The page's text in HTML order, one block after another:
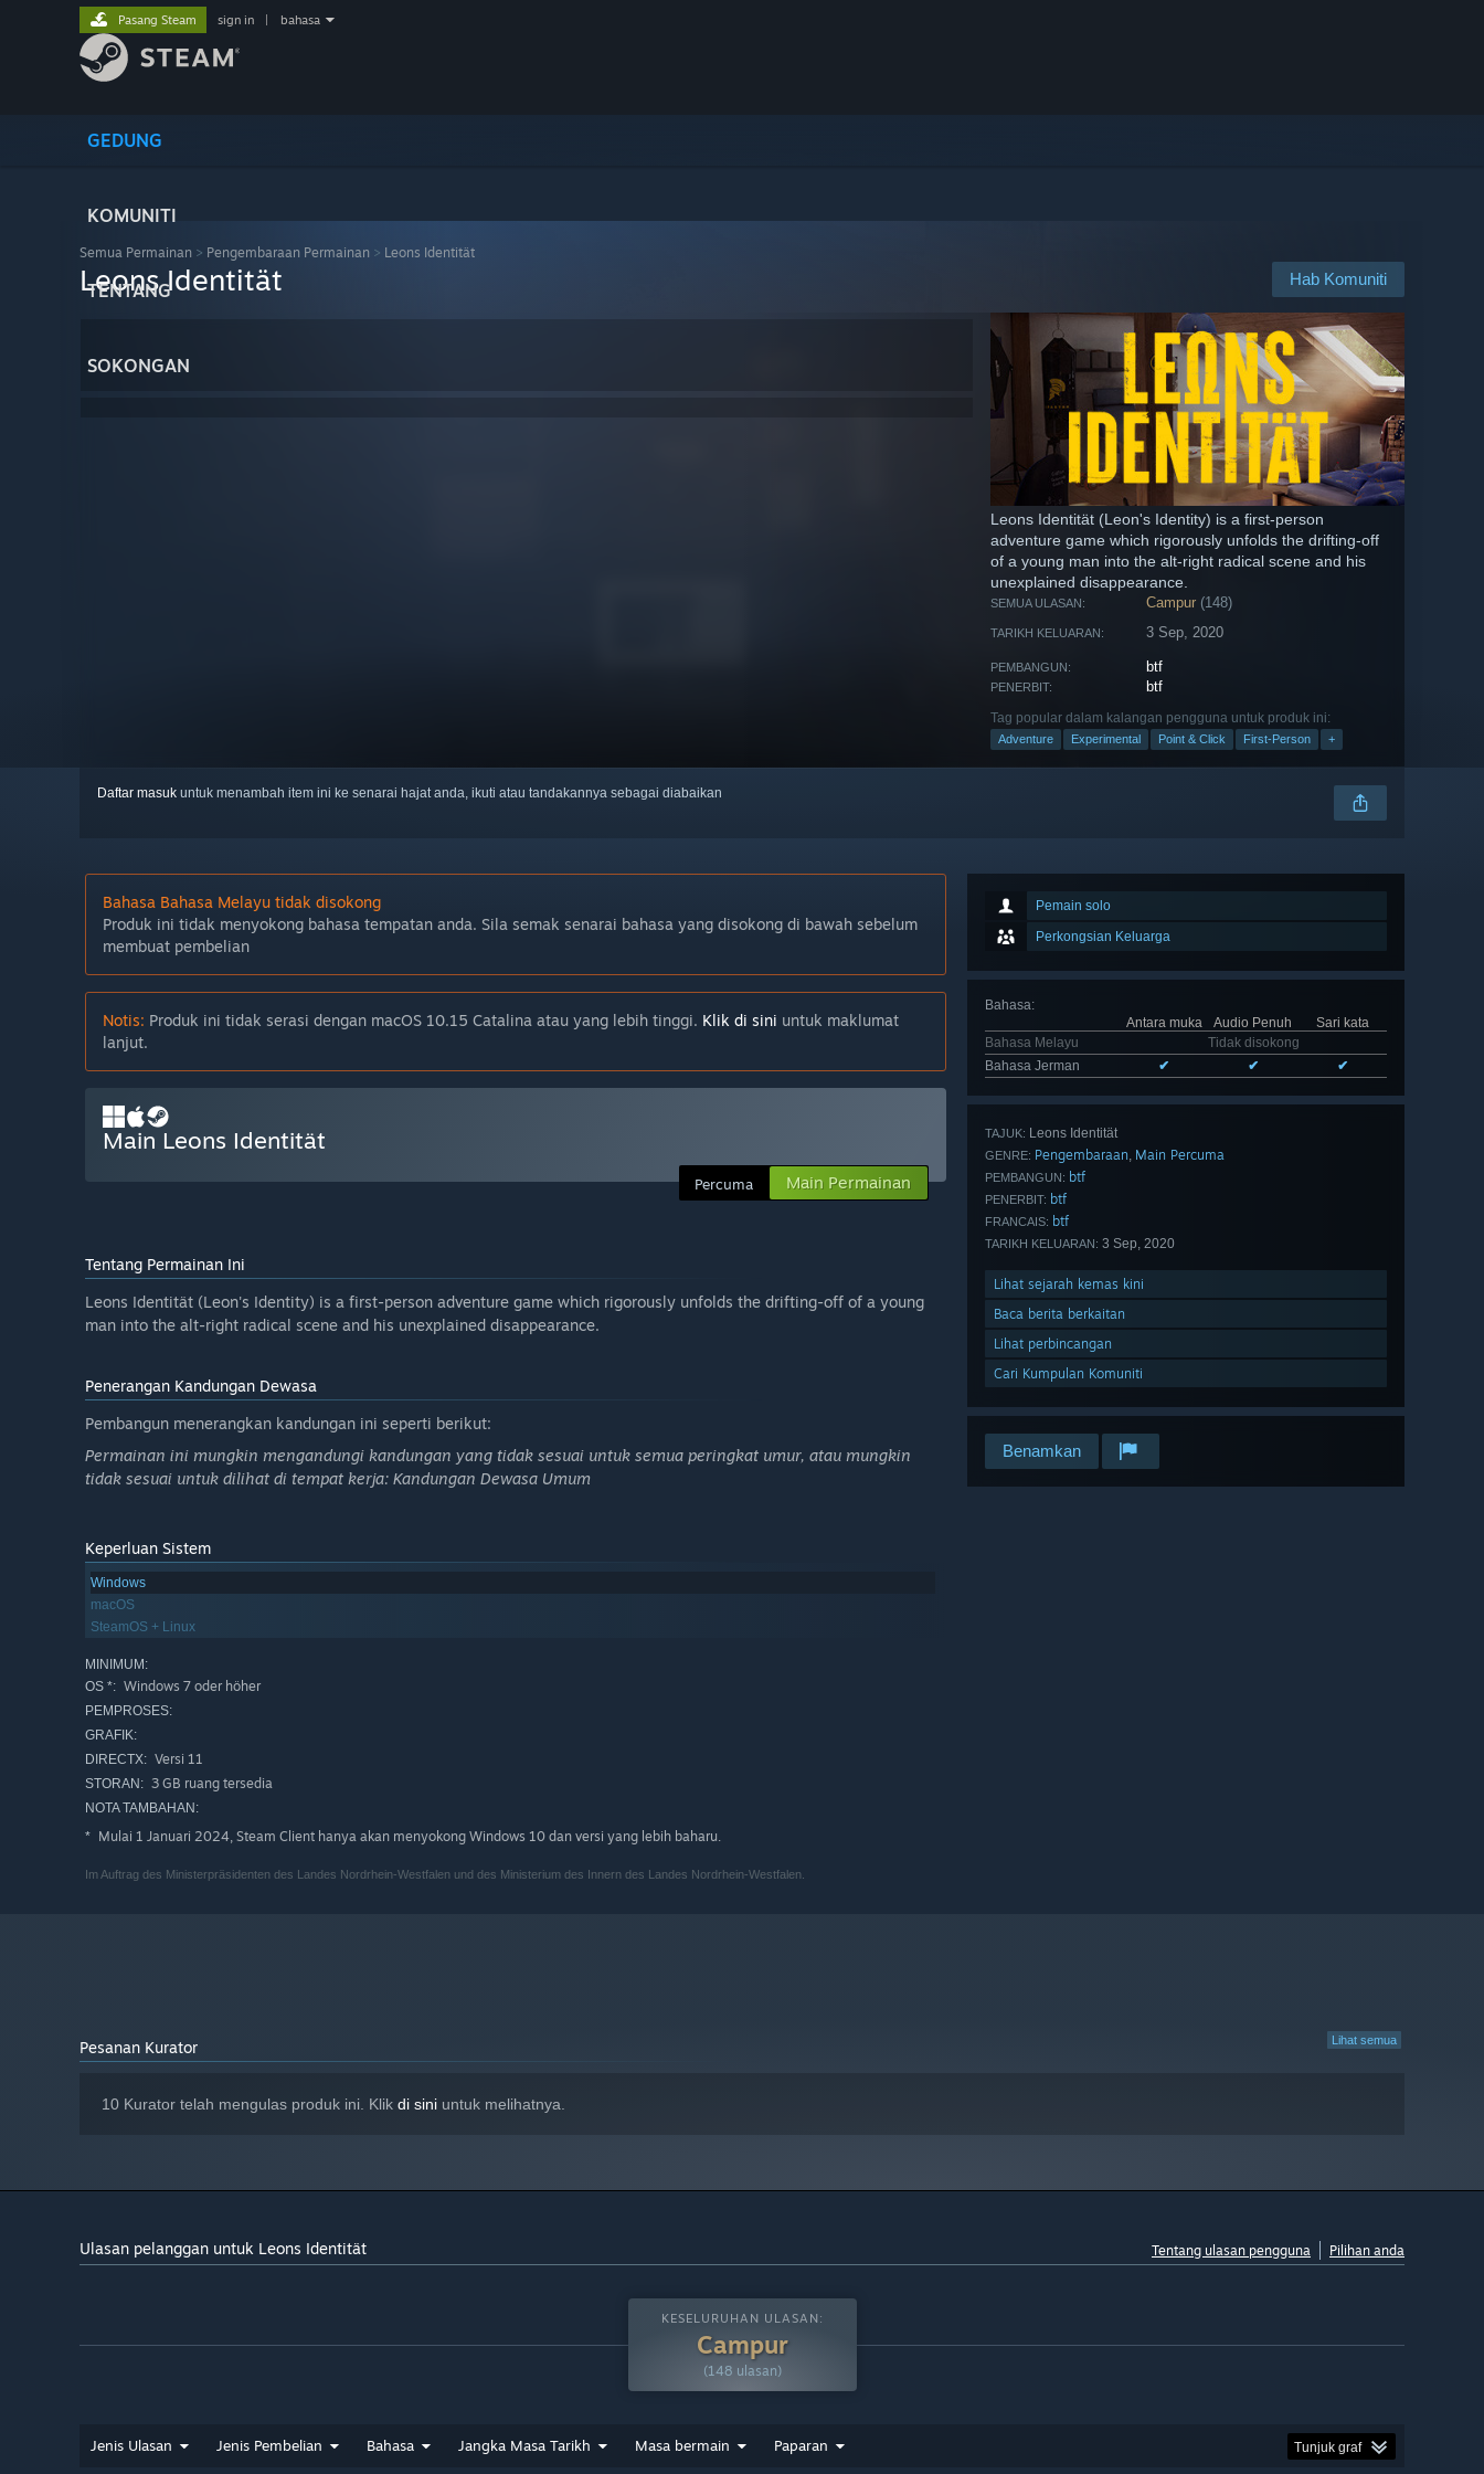
GEDUNG
KOMUNITI
TENTANG
SOKONGAN
Pasang Steam sign in bahasa
Semua Permainan > Pengembaraan Permainan > Leons Identität
Hab Komuniti
Leons Identität
Leons Identität (Leon's Identity) is a first-person
adventure game which rigorously unfolds the drifting-off
of a young man into the alt-right radical scene and his
unexplained disappearance.
SEMUA ULASAN: Campur (148)
TARIKH KELUARAN: 3 Sep, 2020
PEMBANGUN: btf
PENERBIT: btf
Tag popular dalam kalangan pengguna untuk produk ini:
Adventure Experimental Point & Click First-Person +
Daftar masuk untuk menambah item ini ke senarai hajat anda, ikuti atau tandakannya sebagai diabaikan
Pemain solo
Perkongsian Keluarga
Bahasa:
Antara muka
Audio Penuh
Sari kata
Bahasa Melayu
Tidak disokong
Bahasa Jerman
✔ ✔ ✔
TAJUK: Leons Identität
GENRE: Pengembaraan, Main Percuma
PEMBANGUN: btf
PENERBIT: btf
FRANCAIS: btf
TARIKH KELUARAN: 3 Sep, 2020
Lihat sejarah kemas kini
Baca berita berkaitan
Lihat perbincangan
Cari Kumpulan Komuniti
Benamkan
Bahasa Bahasa Melayu tidak disokong
Produk ini tidak menyokong bahasa tempatan anda. Sila semak senarai bahasa yang disokong di bawah sebelum
membuat pembelian
Notis: Produk ini tidak serasi dengan macOS 10.15 Catalina atau yang lebih tinggi. Klik di sini untuk maklumat
lanjut.
Main Leons Identität
Percuma Main Permainan
Tentang Permainan Ini
Leons Identität (Leon's Identity) is a first-person adventure game which rigorously unfolds the drifting-off of a young
man into the alt-right radical scene and his unexplained disappearance.
Penerangan Kandungan Dewasa
Pembangun menerangkan kandungan ini seperti berikut:
Permainan ini mungkin mengandungi kandungan yang tidak sesuai untuk semua peringkat umur, atau mungkin
tidak sesuai untuk dilihat di tempat kerja: Kandungan Dewasa Umum
Keperluan Sistem
Windows
macOS
SteamOS + Linux
MINIMUM:
OS *: Windows 7 oder höher
PEMPROSES:
GRAFIK:
DIRECTX: Versi 11
STORAN: 3 GB ruang tersedia
NOTA TAMBAHAN:
* Mulai 1 Januari 2024, Steam Client hanya akan menyokong Windows 10 dan versi yang lebih baharu.
Im Auftrag des Ministerpräsidenten des Landes Nordrhein-Westfalen und des Ministerium des Innern des Landes Nordrhein-Westfalen.
Lihat semua
Pesanan Kurator
10 Kurator telah mengulas produk ini. Klik di sini untuk melihatnya.
Ulasan pelanggan untuk Leons Identität Tentang ulasan pengguna Pilihan anda
KESELURUHAN ULASAN:
Campur
(148 ulasan)
Jenis Ulasan Jenis Pembelian Bahasa Jangka Masa Tarikh Masa bermain Paparan Tunjuk graf